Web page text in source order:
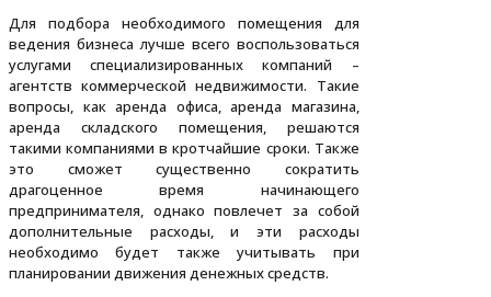
Для подбора необходимого помещения для
ведения бизнеса лучше всего воспользоваться
услугами специализированных компаний –
агентств коммерческой недвижимости. Такие
вопросы, как аренда офиса, аренда магазина,
аренда складского помещения, решаются
такими компаниями в кротчайшие сроки. Также
это сможет существенно сократить
драгоценное время начинающего
предпринимателя, однако повлечет за собой
дополнительные расходы, и эти расходы
необходимо будет также учитывать при
планировании движения денежных средств.